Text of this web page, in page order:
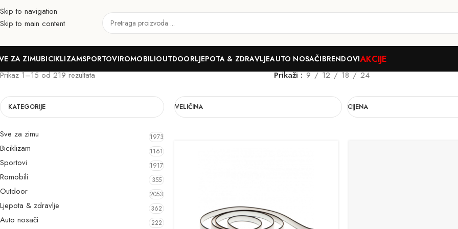
Skip to navigation
Skip to main content
ZA ZIMUBICIKLIZAMSPORTOVIROMOBILIOUTDOORLJEPOTA & ZDRAVLJEAUTO NOSAČIBRENDOVIAKCIJE
MAD WAVE
Prikaz 1–15 od 219 rezultata Prikaži 9 12 18 24
KATEGORIJE
Sve za zimu 1973
Biciklizam 1161
Sportovi 1917
Romobili 355
Outdoor 2053
Ljepota & zdravlje 362
Auto nosači 222
VELIČINA CIJENA